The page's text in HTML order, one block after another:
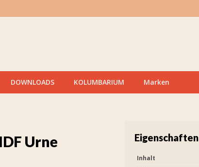
DOWNLOADS KOLUMBARIUM Marken
Urne Eigenschaften
Inhalt